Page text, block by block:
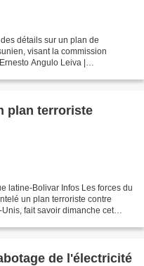
détails sur un plan de
visant la commission
Angulo Leiva |
plan terroriste
latine-Bolivar Infos Les forces du
un plan terroriste contre
fait savoir dimanche cet
de l'électricité